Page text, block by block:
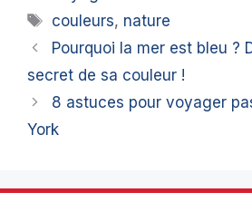
Étiquettes
couleurs, nature
Pourquoi la mer est bleu ?
secret de sa couleur !
8 astuces pour voyager
York